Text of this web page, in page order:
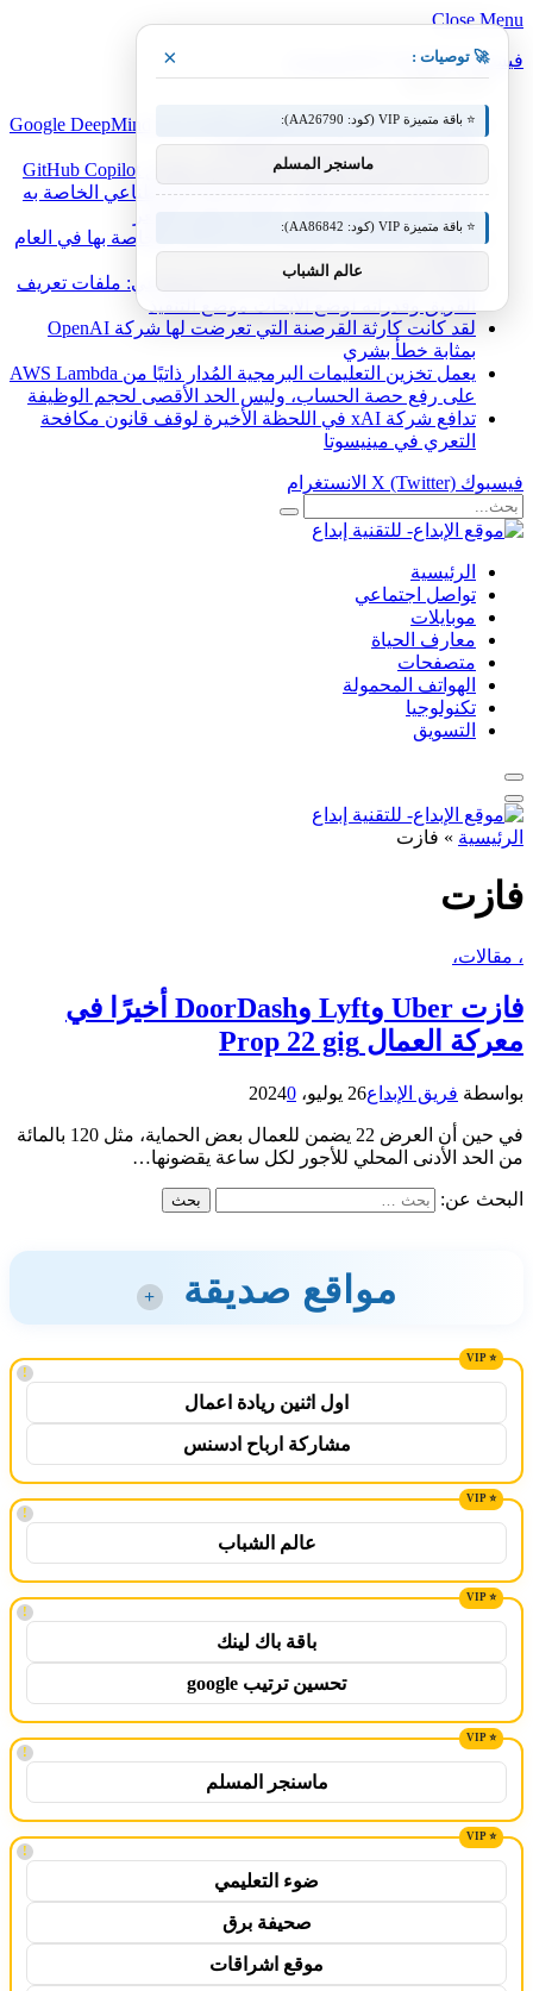
Close Menu
فيسبوك X (Twitter)
أخبار شائعة
يمكن لنموذج الذكاء الاصطناعي الجديد من Google DeepMind
التحكم في جسم الروبوت بالكامل
جلسات مكدسة وطلبات السحب في تطبيق GitHub Copilot
يعيد تطبيق Friend إطلاق قلادة الذكاء الاصطناعي الخاصة به
لن تقوم LinkedIn بتوسيع مراكز البيانات الخاصة بها في العام
تطوير البرمجيات بمساعدة الذكاء الاصطناعي: ملفات تعريف
لقد كانت كارثة القرصنة التي تعرضت لها شركة OpenAI
بمثابة خطأ بشري
يعمل تخزين التعليمات البرمجية المُدار ذاتيًا من AWS Lambda
على رفع حصة الحساب، وليس الحد الأقصى لحجم الوظيفة
تدافع شركة xAI في اللحظة الأخيرة لوقف قانون مكافحة
التعري في مينيسوتا
فيسبوك X (Twitter) الانستغرام
الرئيسية
تواصل اجتماعي
موبايلات
معارف الحياة
متصفحات
الهواتف المحمولة
تكنولوجيا
التسويق
الرئيسية » فازت
فازت
، مقالات،
فازت Uber وLyft وDoorDash أخيرًا في
معركة العمال Prop 22 gig
بواسطة فريق الإبداع26 يوليو، 2024 0
في حين أن العرض 22 يضمن للعمال بعض الحماية، مثل 120 بالمائة
من الحد الأدنى المحلي للأجور لكل ساعة يقضونها…
البحث عن:
مواقع صديقة +
!
اول اثنين ريادة اعمال
مشاركة ارباح ادسنس
!
عالم الشباب
!
باقة باك لينك
تحسين ترتيب google
!
ماسنجر المسلم
!
ضوء التعليمي
صحيفة برق
موقع اشراقات
🚀 توصيات : ×
⭐ باقة متميزة VIP (كود: AA26790):
ماسنجر المسلم
⭐ باقة متميزة VIP (كود: AA86842):
عالم الشباب